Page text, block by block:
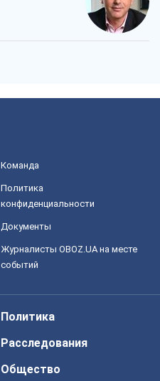
Команда
Политика
конфиденциальности
Документы
Журналисты OBOZ.UA на месте
событий
Политика
Расследования
Общество